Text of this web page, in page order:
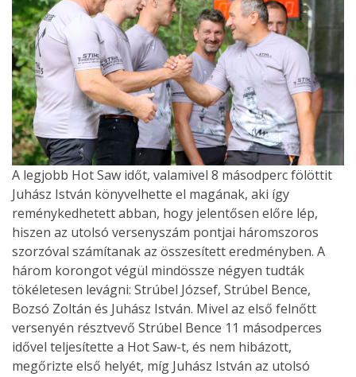
A legjobb Hot Saw időt, valamivel 8 másodperc fölöttit
Juhász István könyvelhette el magának, aki így
reménykedhetett abban, hogy jelentősen előre lép,
hiszen az utolsó versenyszám pontjai háromszoros
szorzóval számítanak az összesített eredményben. A
három korongot végül mindössze négyen tudták
tökéletesen levágni: Strúbel József, Strúbel Bence,
Bozsó Zoltán és Juhász István. Mivel az első felnőtt
versenyén résztvevő Strúbel Bence 11 másodperces
idővel teljesítette a Hot Saw-t, és nem hibázott,
megőrizte első helyét, míg Juhász István az utolsó